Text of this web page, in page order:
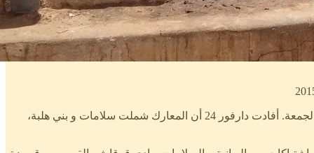
في المناطق الريفية جنوب غرب نيالا قتل عشرات الأشخاص في مواجهات مسلحة بين القبائل العربية هذا الأسبوع، و التي استمرت حتى يوم الجمعة. أفادت دارفور 24 أن المعارك شملت سلامات و بني هلبة،